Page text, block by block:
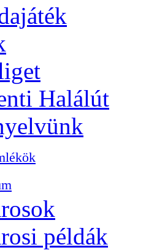
Halálút
példák